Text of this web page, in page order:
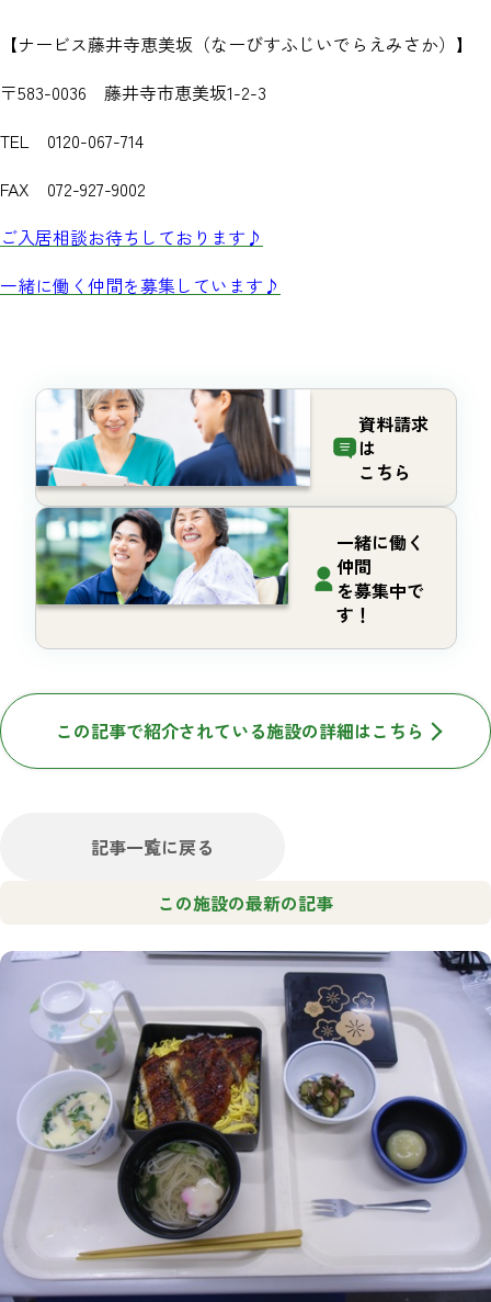
【ナービス藤井寺恵美坂（なーびすふじいでらえみさか）】
〒583-0036 藤井寺市恵美坂1-2-3
TEL 0120-067-714
FAX 072-927-9002
ご入居相談お待ちしております♪
一緒に働く仲間を募集しています♪
資料請求
は
こちら
一緒に働く
仲間
を募集中で
す！
この記事で紹介されている施設の詳細はこちら
記事一覧に戻る
この施設の最新の記事